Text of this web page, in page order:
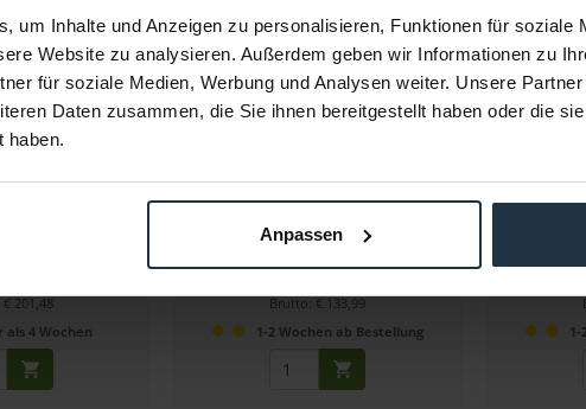
um Inhalte und Anzeigen zu personalisieren, Funktionen für soziale
Website zu analysieren. Außerdem geben wir Informationen zu
für soziale Medien, Werbung und Analysen weiter. Unsere
Daten zusammen, die Sie ihnen bereitgestellt haben oder die
haben.
Anpassen
Set
201,48
als 4 Wochen
Artikelnummer: 12298479
€ 112,60
Brutto: € 133,99
1-2 Wochen ab Bestellung
1-